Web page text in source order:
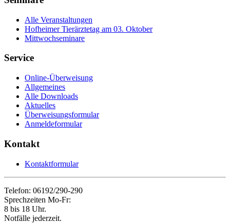
Alle Veranstaltungen
Hofheimer Tierärztetag am 03. Oktober
Mittwochseminare
Service
Online-Überweisung
Allgemeines
Alle Downloads
Aktuelles
Überweisungsformular
Anmeldeformular
Kontakt
Kontaktformular
Telefon: 06192/290-290
Sprechzeiten Mo-Fr:
8 bis 18 Uhr.
Notfälle jederzeit.